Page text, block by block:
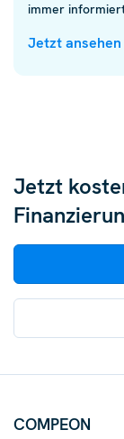
immer
Jetzt ansehen
Jetzt
COMPEON